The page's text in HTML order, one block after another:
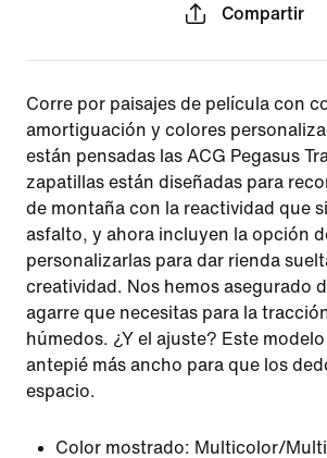
Compartir
Corre por paisajes de película con
amortiguación y colores
están pensadas las ACG Pegasus
zapatillas están diseñadas para
de montaña con la reactividad que
asfalto, y ahora incluyen la opción
personalizarlas para dar rienda
creatividad. Nos hemos asegurado
agarre que necesitas para la
húmedos. ¿Y el ajuste? Este
antepié más ancho para que los
espacio.
Color mostrado: Multicolor/